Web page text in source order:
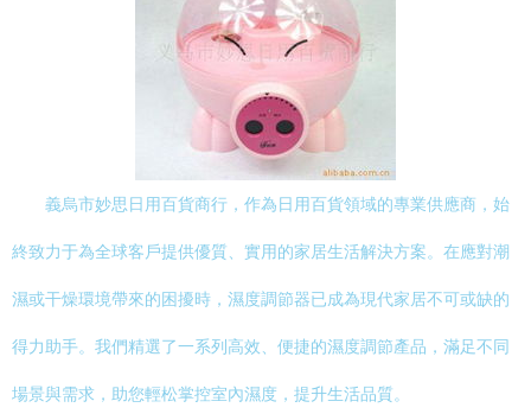
義烏市妙思日用百貨商行，作為日用百貨領域的專業供應商，始
終致力于為全球客戶提供優質、實用的家居生活解決方案。在應對潮
濕或干燥環境帶來的困擾時，濕度調節器已成為現代家居不可或缺的
得力助手。我們精選了一系列高效、便捷的濕度調節產品，滿足不同
場景與需求，助您輕松掌控室內濕度，提升生活品質。